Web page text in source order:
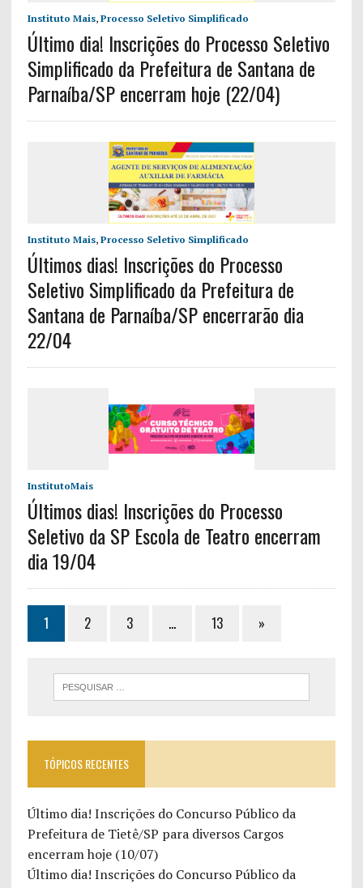
Instituto Mais, Processo Seletivo Simplificado
Último dia! Inscrições do Processo Seletivo
Simplificado da Prefeitura de Santana de
Parnaíba/SP encerram hoje (22/04)
Instituto Mais, Processo Seletivo Simplificado
Últimos dias! Inscrições do Processo
Seletivo Simplificado da Prefeitura de
Santana de Parnaíba/SP encerrarão dia
22/04
InstitutoMais
Últimos dias! Inscrições do Processo
Seletivo da SP Escola de Teatro encerram
dia 19/04
1 2 3 … 13 »
TÓPICOS RECENTES
Último dia! Inscrições do Concurso Público da
Prefeitura de Tietê/SP para diversos Cargos
encerram hoje (10/07)
Último dia! Inscrições do Concurso Público da